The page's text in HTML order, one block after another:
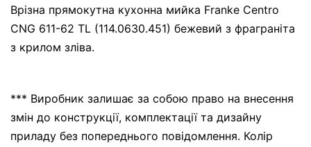
Врізна прямокутна кухонна мийка Franke Centro
CNG 611-62 TL (114.0630.451) бежевий з фраграніта
з крилом зліва.
*** Виробник залишає за собою право на внесення
змін до конструкції, комплектації та дизайну
приладу без попереднього повідомлення. Колір